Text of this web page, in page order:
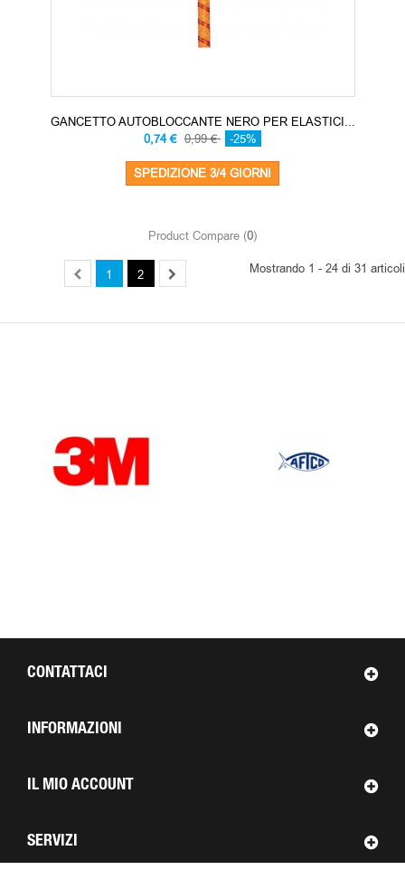
GANCETTO AUTOBLOCCANTE NERO PER ELASTICI...
0,74 € 0,99 € -25%
SPEDIZIONE 3/4 GIORNI
Product Compare (0)
1 2 Mostrando 1 - 24 di 31 articoli
CONTATTACI
INFORMAZIONI
IL MIO ACCOUNT
SERVIZI